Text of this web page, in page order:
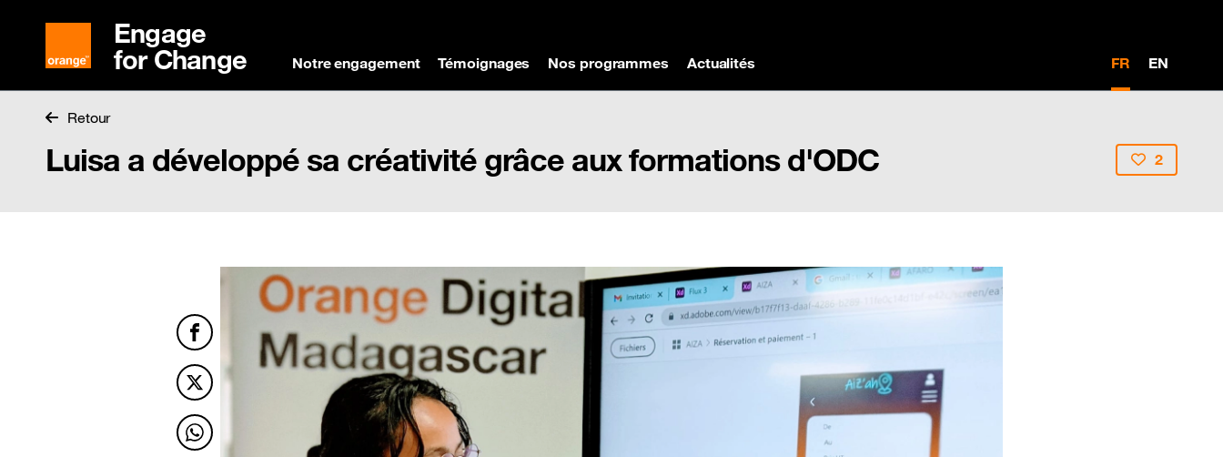
Engage
for Change Notre engagement Témoignages Nos programmes Actualités FR EN
Retour
Luisa a développé sa créativité grâce aux formations d'ODC 2
Facebook
Twitter
Twitter